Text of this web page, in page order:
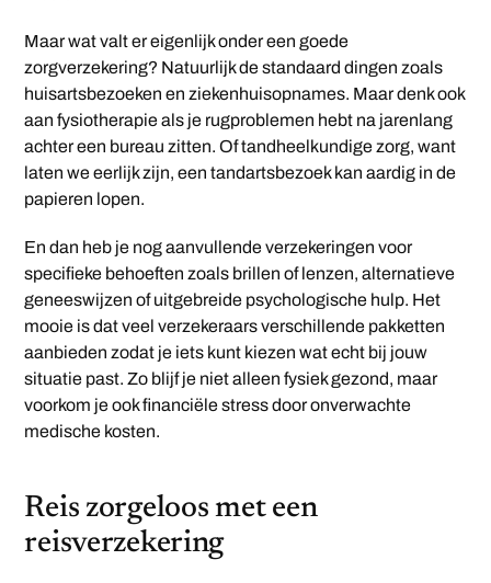
Maar wat valt er eigenlijk onder een goede
zorgverzekering? Natuurlijk de standaard dingen zoals
huisartsbezoeken en ziekenhuisopnames. Maar denk ook
aan fysiotherapie als je rugproblemen hebt na jarenlang
achter een bureau zitten. Of tandheelkundige zorg, want
laten we eerlijk zijn, een tandartsbezoek kan aardig in de
papieren lopen.
En dan heb je nog aanvullende verzekeringen voor
specifieke behoeften zoals brillen of lenzen, alternatieve
geneeswijzen of uitgebreide psychologische hulp. Het
mooie is dat veel verzekeraars verschillende pakketten
aanbieden zodat je iets kunt kiezen wat echt bij jouw
situatie past. Zo blijf je niet alleen fysiek gezond, maar
voorkom je ook financiële stress door onverwachte
medische kosten.
Reis zorgeloos met een
reisverzekering